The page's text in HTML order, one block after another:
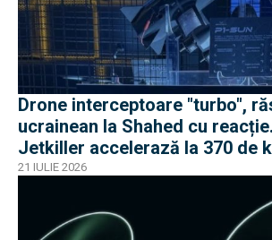
Drone interceptoare "turbo",
ucrainean la Shahed cu
Jetkiller accelerază la 370 de
21 IULIE 2026